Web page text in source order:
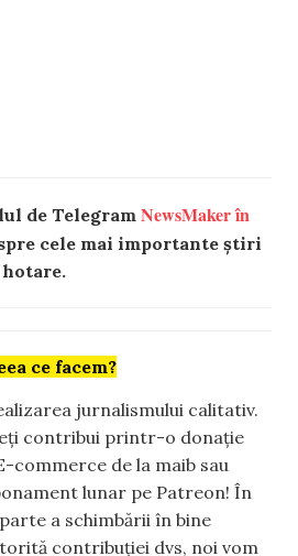
de Telegram NewsMaker în
cele mai importante știri
ce facem?
jurnalismului calitativ.
contribui printr-o donație
commerce de la maib sau
lunar pe Patreon! În
a schimbării în bine
contribuției dvs, noi vom